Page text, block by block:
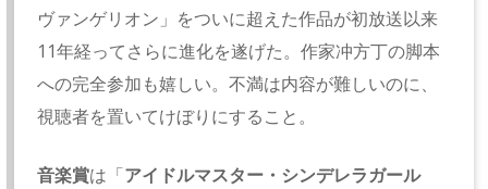
ヴァンゲリオン」をついに超えた作品が初放送以来
11年経ってさらに進化を遂げた。作家冲方丁の脚本
への完全参加も嬉しい。不満は内容が難しいのに、
視聴者を置いてけぼりにすること。
音楽賞は「アイドルマスター・シンデレラガール